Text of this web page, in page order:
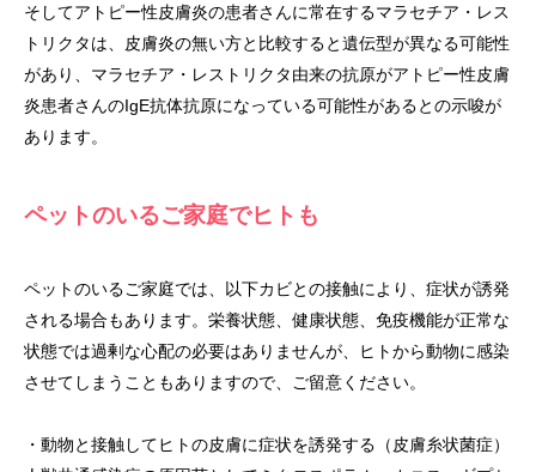
そしてアトピー性皮膚炎の患者さんに常在するマラセチア・レス
トリクタは、皮膚炎の無い方と比較すると遺伝型が異なる可能性
があり、マラセチア・レストリクタ由来の抗原がアトピー性皮膚
炎患者さんのIgE抗体抗原になっている可能性があるとの示唆が
あります。
ペットのいるご家庭でヒトも
ペットのいるご家庭では、以下カビとの接触により、症状が誘発
される場合もあります。栄養状態、健康状態、免疫機能が正常な
状態では過剰な心配の必要はありませんが、ヒトから動物に感染
させてしまうこともありますので、ご留意ください。
・動物と接触してヒトの皮膚に症状を誘発する（皮膚糸状菌症）